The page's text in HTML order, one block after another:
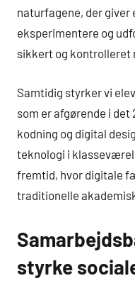
naturfagene, der giver
eksperimentere og
sikkert og kontrolleret
Samtidig styrker vi
som er afgørende i det
kodning og digital
teknologi i
fremtid, hvor digitale
traditionelle
styrke